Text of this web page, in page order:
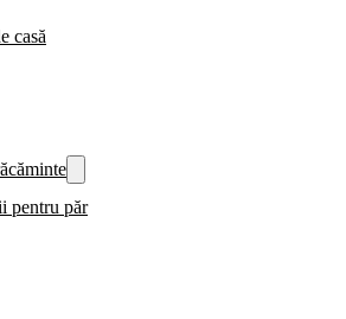
casă
pentru păr